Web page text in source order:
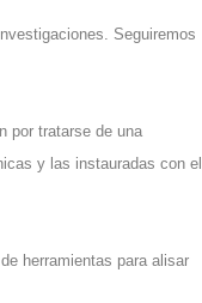
Seguiremos
por tratarse de una
y las instauradas con el
herramientas para alisar